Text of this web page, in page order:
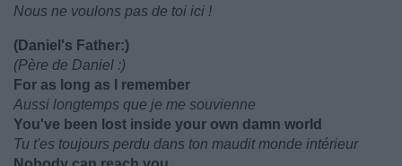
Nous ne voulons pas de toi ici !
(Daniel's Father:)
(Père de Daniel :)
For as long as I remember
Aussi longtemps que je me souvienne
You've been lost inside your own damn world
Tu t'es toujours perdu dans ton maudit monde intérieur